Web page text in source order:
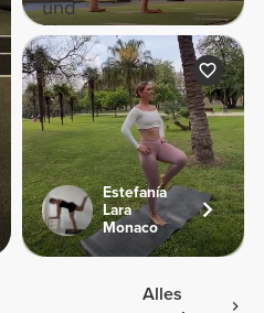
Estefanía
Lara
Monaco
Alles